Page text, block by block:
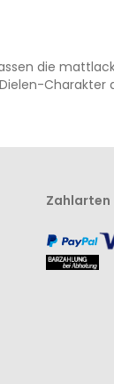
die
Charakter
Zahlarten